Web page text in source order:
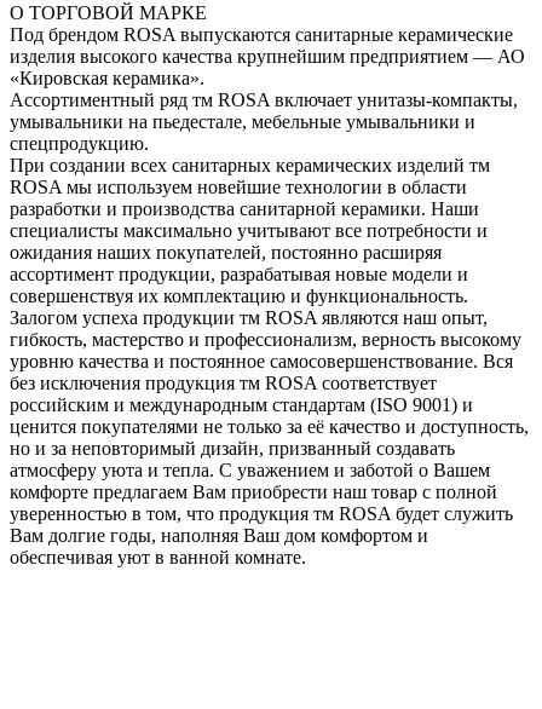
О ТОРГОВОЙ МАРКЕ
Под брендом ROSA выпускаются санитарные керамические
изделия высокого качества крупнейшим предприятием — АО
«Кировская керамика».
Ассортиментный ряд тм ROSA включает унитазы-компакты,
умывальники на пьедестале, мебельные умывальники и
спецпродукцию.
При создании всех санитарных керамических изделий тм
ROSA мы используем новейшие технологии в области
разработки и производства санитарной керамики. Наши
специалисты максимально учитывают все потребности и
ожидания наших покупателей, постоянно расширяя
ассортимент продукции, разрабатывая новые модели и
совершенствуя их комплектацию и функциональность.
Залогом успеха продукции тм ROSA являются наш опыт,
гибкость, мастерство и профессионализм, верность высокому
уровню качества и постоянное самосовершенствование. Вся
без исключения продукция тм ROSA соответствует
российским и международным стандартам (ISO 9001) и
ценится покупателями не только за её качество и доступность,
но и за неповторимый дизайн, призванный создавать
атмосферу уюта и тепла. С уважением и заботой о Вашем
комфорте предлагаем Вам приобрести наш товар с полной
уверенностью в том, что продукция тм ROSA будет служить
Вам долгие годы, наполняя Ваш дом комфортом и
обеспечивая уют в ванной комнате.